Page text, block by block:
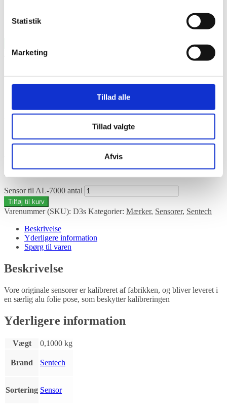
Statistik
Marketing
Tillad alle
Tillad valgte
Afvis
5 stjerner på Trustpilot
Forside/Mærker
Sensor til AL-7000
239,00kr. inkl. moms
Sensor til AL-7000 antal
Tilføj til kurv
Varenummer (SKU): D3s Kategorier: Mærker, Sensorer, Sentech
Beskrivelse
Yderligere information
Spørg til varen
Beskrivelse
Vore originale sensorer er kalibreret af fabrikken, og bliver leveret i
en særlig alu folie pose, som beskytter kalibreringen
Yderligere information
Vægt 0,1000 kg
Brand Sentech
Sortering Sensor